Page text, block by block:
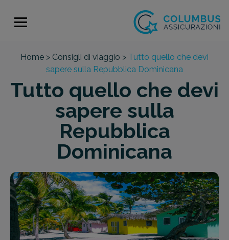
Home > Consigli di viaggio > Tutto quello che devi
sapere sulla Repubblica Dominicana
Tutto quello che devi
sapere sulla
Repubblica
Dominicana